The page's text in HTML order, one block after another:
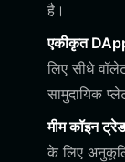
है।
एकीकृत
लिए सीधे
सामुदायिक
मीम कॉइन
के लिए